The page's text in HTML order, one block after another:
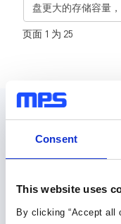
Consent
This website uses
By clicking “Accept all
盘更大的存储容量
设计要求，以用于
中心。 内存与存储器解决方案 高质
器学习的发展、流
服务的兴起，这些
更低的成本和更小
高的速率、性能和
求。最重要的是，企
NVMe 和SAS）设
数据存储，并在故
页面 1 为 25
设计资源
元件库，封装库
30种以上格式